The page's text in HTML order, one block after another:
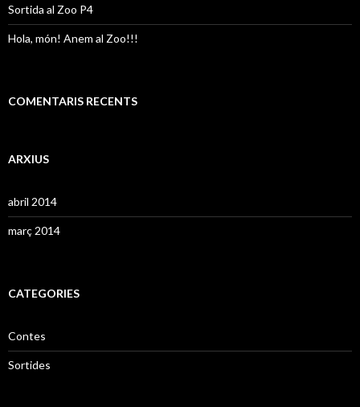
Sortida al Zoo P4
Hola, món! Anem al Zoo!!!
COMENTARIS RECENTS
ARXIUS
abril 2014
març 2014
CATEGORIES
Contes
Sortides